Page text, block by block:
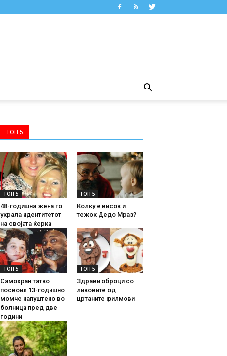
ТОП 5
ТОП 5
48-годишна жена го
украла идентитетот
на својата ќерка
ТОП 5
Колку е висок и
тежок Дедо Мраз?
ТОП 5
Самохран татко
посвоил 13-годишно
момче напуштено во
болница пред две
години
ТОП 5
Здрави оброци со
ликовите од
цртаните филмови